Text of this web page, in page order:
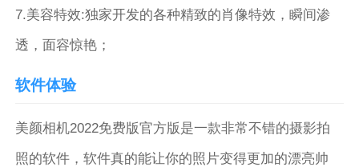
7.美容特效:独家开发的各种精致的肖像特效，瞬间渗
透，面容惊艳；
软件体验
美颜相机2022免费版官方版是一款非常不错的摄影拍
照的软件，软件真的能让你的照片变得更加的漂亮帅